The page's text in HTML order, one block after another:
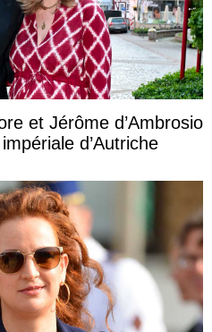
et Jérôme d’Ambrosio
d’Autriche